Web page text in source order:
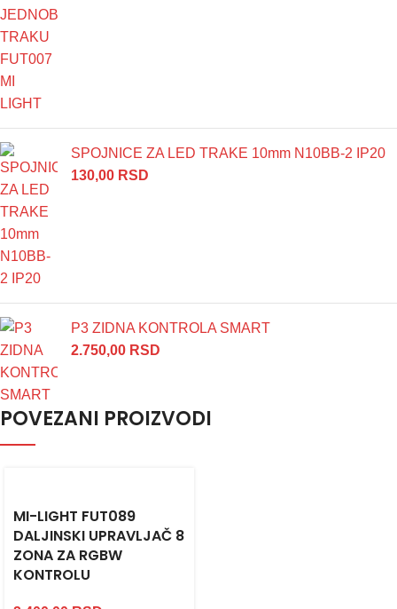
SPOJNICE ZA LED TRAKE 10mm N10BB-2 IP20
130,00 RSD
P3 ZIDNA KONTROLA SMART
2.750,00 RSD
POVEZANI PROIZVODI
MI-LIGHT FUT089
DALJINSKI UPRAVLJAČ 8
ZONA ZA RGBW
KONTROLU